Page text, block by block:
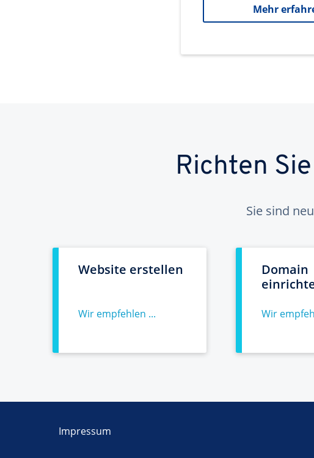
Mehr
Richten
Sie sind
Website erstellen
Wir empfehlen ...
Domain
Wir
Impressum